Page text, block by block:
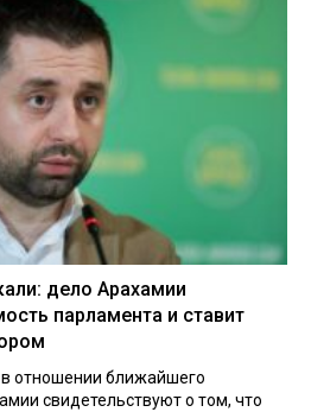
дело Арахамии
парламента и ставит
отношении ближайшего
свидетельствуют о том, что